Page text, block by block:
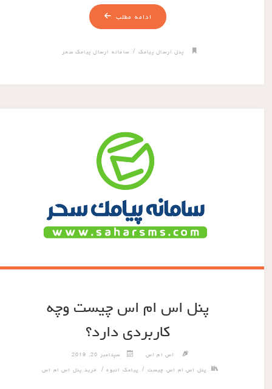
ادامه مطلب
پنل ارسال پیامک/ سامانه ارسال پیامک سحر
پنل اس ام اس چیست وچه
کاربردی دارد؟
اس ام اس سپتامبر 20, 2019
پنل اس ام اس چیست/ پیامک انبوه/ خرید پنل اس ام اس